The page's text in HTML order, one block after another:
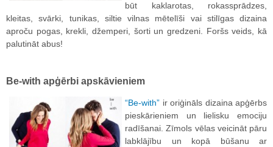
būt kaklarotas, rokassprādzes,
kleitas, svārki, tunikas, siltie vilnas mētelīši vai stilīgas dizaina
aproču pogas, krekli, džemperi, šorti un gredzeni. Foršs veids, kā
palutināt abus!
Be-with apģērbi apskāvieniem
“Be-with” ir oriģināls dizaina apģērbs
pieskārieniem un lielisku emociju
radīšanai. Zīmols vēlas veicināt pāru
labklājību un kopā būšanu ar